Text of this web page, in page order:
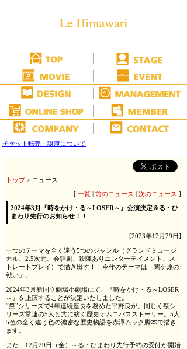
チケット転売・譲渡について
トップ> ニュース
[ 一覧 前のニュース 次のニュース ]
2024年3月『時をかけ・る～LOSER～』公演決定＆る・ひ
まわり先行のお知らせ！！
[2023年12月29日]
一つのテーマを全く違う5つのジャンル（グランドミュージ
カル、2.5次元、会話劇、殺陣ありエンターテイメント、ス
トレートプレイ）で描き出す！！今作のテーマは「関ケ原の
戦い」。
2024年3月新国立劇場小劇場にて、『時をかけ・る～LOSER
～』を上演することが決定いたしました。
“祭”シリーズで4年連続座長を務めた平野良が、同じく祭シ
リーズ常連の5人と共に紡ぐ歴史オムニバスストーリー。5人
5色の全く違う色の濃密な歴史物語を赤澤ムック脚本で描き
ます。
また、12月29日（金）～る・ひまわり先行予約の受付が開始